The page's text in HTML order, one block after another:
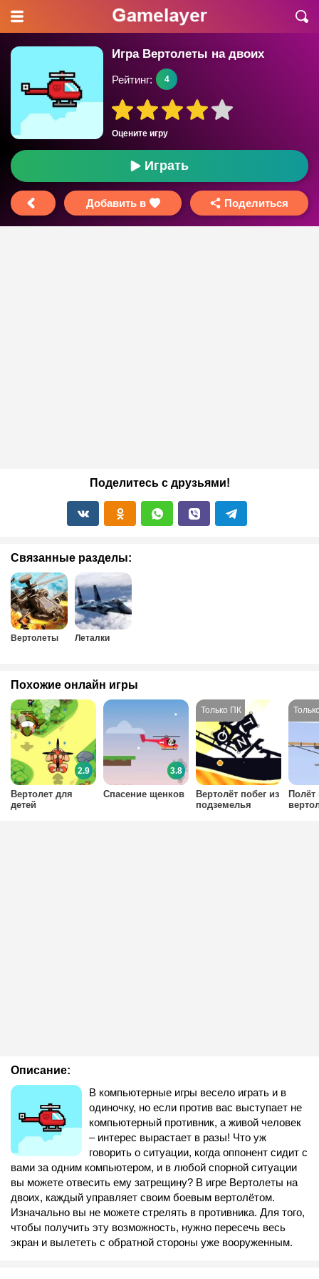
Игра Вертолеты на двоих
Оцените игру
Рейтинг: 4
Играть
Добавить в Поделиться
Поделитесь с друзьями!
Связанные разделы:
Вертолеты Леталки
Описание:
В компьютерные игры весело играть и в
одиночку, но если против вас выступает не
компьютерный противник, а живой человек
– интерес вырастает в разы! Что уж
говорить о ситуации, когда оппонент сидит с
вами за одним компьютером, и в любой спорной ситуации
вы можете отвесить ему затрещину? В игре Вертолеты на
двоих, каждый управляет своим боевым вертолётом.
Изначально вы не можете стрелять в противника. Для того,
чтобы получить эту возможность, нужно пересечь весь
экран и вылететь с обратной стороны уже вооруженным.
Похожие онлайн игры
Вертолёт побег из
подземелья
Вертолет для
детей
2.9
Полёт
Спасение щенков
3.8